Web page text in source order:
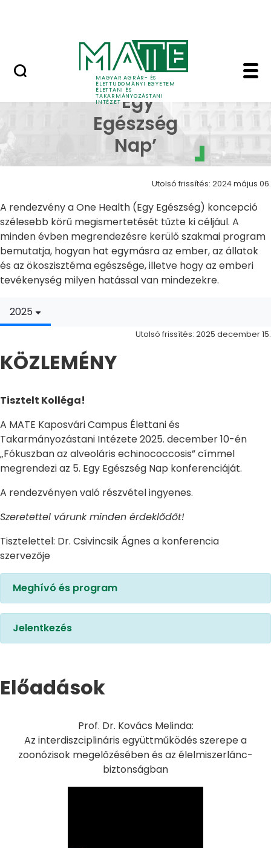
MAGYAR AGRÁR- ÉS
ÉLETTUDOMÁNYI EGYETEM
ÉLETTANI ÉS
TAKARMÁNYOZÁSTANI
INTÉZET
Egy Egészség (One Health)
Kaposvári ’Egy
Kaposvári
’Egy
Egészség
Nap’
Utolsó frissítés: 2024 május 06.
A rendezvény a One Health (Egy Egészség) koncepció
szélesebb körű megismertetését tűzte ki céljául. A
minden évben megrendezésre kerülő szakmai program
bemutatja, hogyan hat egymásra az ember, az állatok
és az ökoszisztéma egészsége, illetve hogy az emberi
tevékenység milyen hatással van mindezekre.
2025
Utolsó frissítés: 2025 december 15.
KÖZLEMÉNY
Tisztelt Kolléga!
A MATE Kaposvári Campus Élettani és
Takarmányozástani Intézete 2025. december 10-én
„Fókuszban az alveoláris echinococcosis” címmel
megrendezi az 5. Egy Egészség Nap konferenciáját.
A rendezvényen való részvétel ingyenes.
Szeretettel várunk minden érdeklődőt!
Tisztelettel: Dr. Csivincsik Ágnes a konferencia
szervezője
Meghívó és program
Jelentkezés
Előadások
Prof. Dr. Kovács Melinda:
Az interdiszciplináris együttműködés szerepe a
zoonózisok megelőzésében és az élelmiszerlánc-
biztonságban